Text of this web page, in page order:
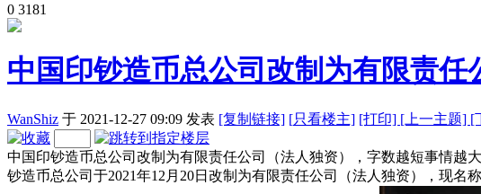
0 3181
中国印钞造币总公司改制为有限责任
WanShiz 于 2021-12-27 09:09 发表 [复制链接] [只看楼主] [打印] [上一主题] [
中国印钞造币总公司改制为有限责任公司（法人独资），字数越短事情越
钞造币总公司于2021年12月20日改制为有限责任公司（法人独资），现名